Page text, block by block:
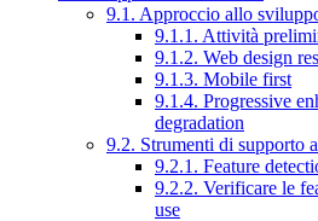
9.1. Approccio allo
9.1.1. Attività
9.1.2. Web design
9.1.3. Mobile first
9.1.4. Progressive
degradation
9.2. Strumenti di supporto
9.2.1. Feature
9.2.2. Verificare le
use